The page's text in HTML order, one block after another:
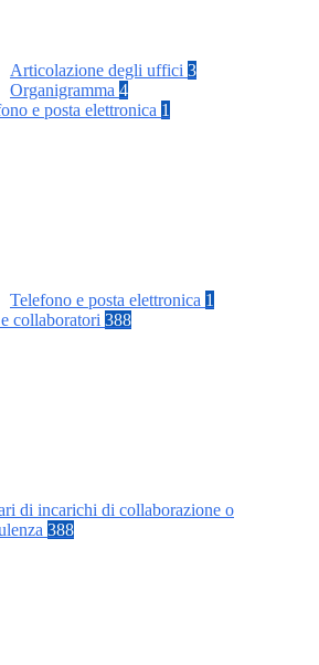
Articolazione degli uffici 3
Organigramma 4
e posta elettronica 1
Telefono e posta elettronica 1
collaboratori 388
di incarichi di collaborazione o
388